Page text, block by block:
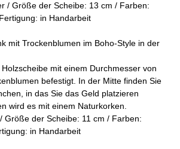
/ Größe der Scheibe: 13 cm / Farben:
in Handarbeit
mit Trockenblumen im Boho-Style in der
mit einem Durchmesser von
befestigt. In der Mitte finden Sie
in das Sie das Geld platzieren
wird es mit einem Naturkorken.
Größe der Scheibe: 11 cm / Farben:
in Handarbeit